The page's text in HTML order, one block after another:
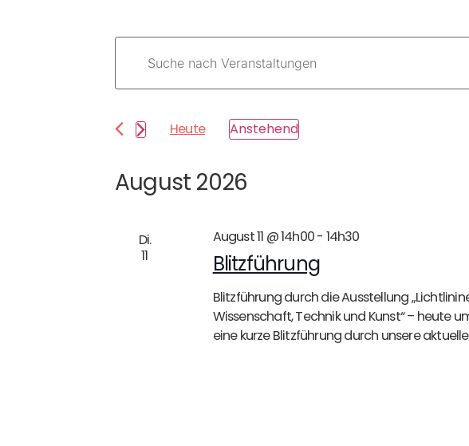
Veranstaltungen
Suche
und
Ansichten,
Navigation
Schlüsselwort
Suche
Schlüsselwort.
Heute
Anstehend
Datum
August 2026
Di.
11
Blitzführung
August 11 @ 14h00- 14h30
Blitzführung durch die Ausstellung
Wissenschaft, Technik und Kunst“ – heute
eine kurze Blitzführung durch unsere